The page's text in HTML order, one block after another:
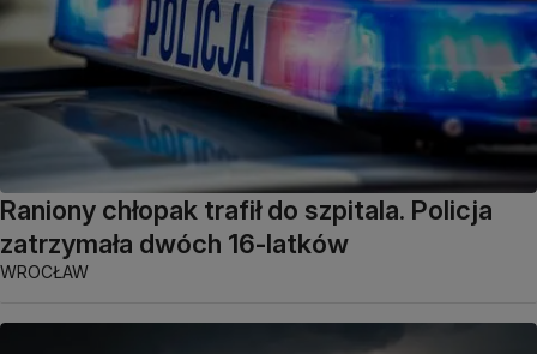
Raniony chłopak trafił do szpitala. Policja
zatrzymała dwóch 16-latków
WROCŁAW